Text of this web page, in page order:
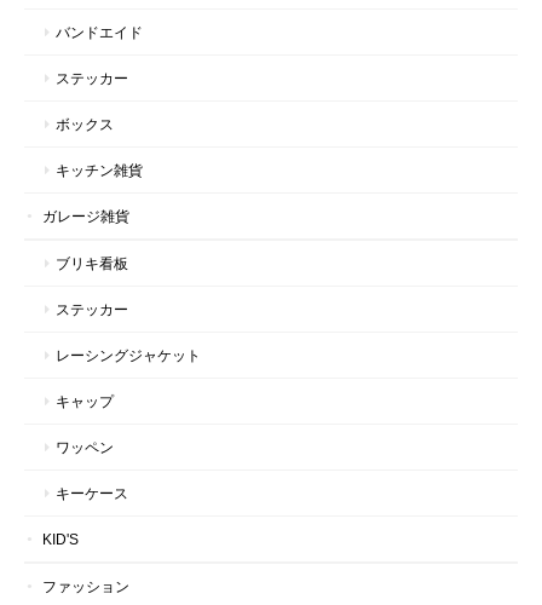
バンドエイド
ステッカー
ボックス
キッチン雑貨
ガレージ雑貨
ブリキ看板
ステッカー
レーシングジャケット
キャップ
ワッペン
キーケース
KID'S
ファッション